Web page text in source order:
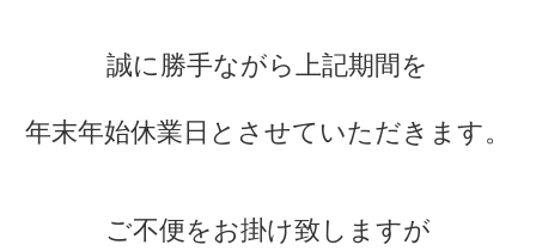
誠に勝手ながら上記期間を
年末年始休業日とさせていただきます。
ご不便をお掛け致しますが